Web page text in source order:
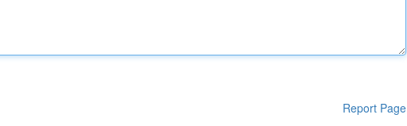
Report Page